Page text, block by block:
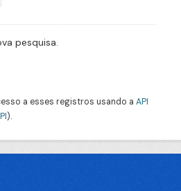
pesquisa.
a esses registros usando a API
).